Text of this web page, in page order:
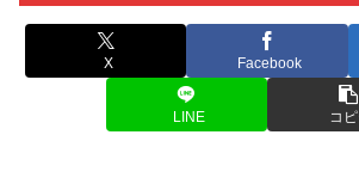
X Facebook
LINE コ